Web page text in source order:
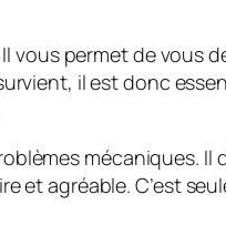
vous permet de
il est donc
mécaniques.
et agréable. C’est